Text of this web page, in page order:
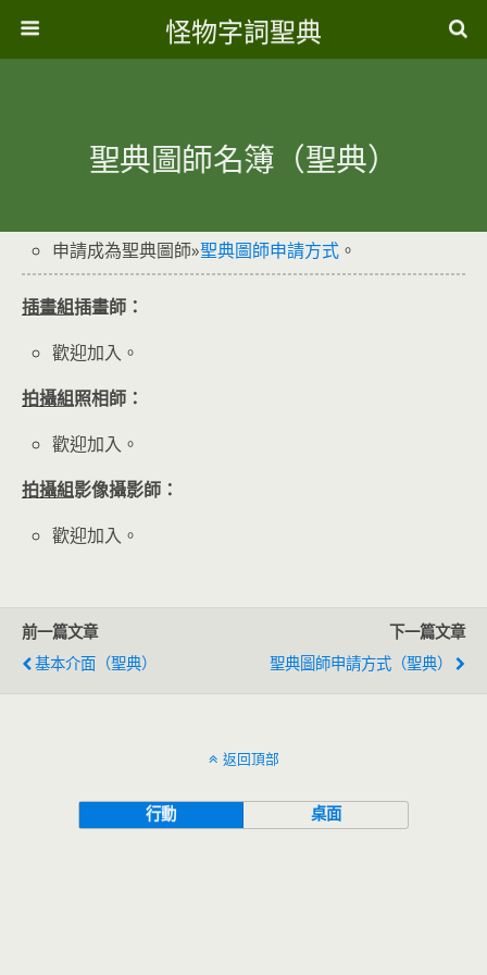
怪物字詞聖典
聖典圖師名簿（聖典）
申請成為聖典圖師»聖典圖師申請方式 。
插畫組插畫師：
歡迎加入。
拍攝組照相師：
歡迎加入。
拍攝組影像攝影師：
歡迎加入。
前一篇文章
基本介面（聖典）
下一篇文章
聖典圖師申請方式（聖典）
返回頂部
行動 桌面